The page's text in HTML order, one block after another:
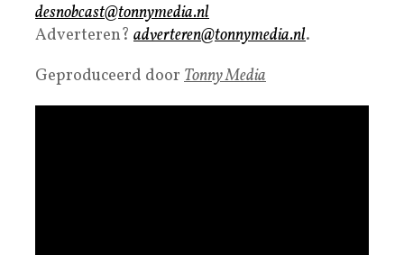
desnobcast@tonnymedia.nl
Adverteren? adverteren@tonnymedia.nl.
Geproduceerd door Tonny Media